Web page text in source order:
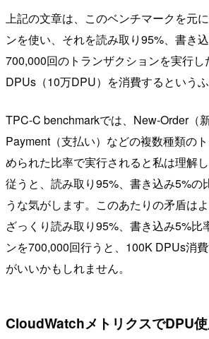
上記の文章は、このベンチマークを元
ンを使い、それを読み取り95%、書き
700,000回のトランザクションを実行
DPUs（10万DPU）を消費するというふ
TPC-C benchmarkでは、New-Order（
Payment（支払い）などの複数種類の
められた比率で実行されると私は理解
従うと、読み取り95%、書き込み5%の
うな気がします。このあたりの矛盾は
ざっくり読み取り95%、書き込み5%比
ンを700,000回行うと、100K DPUs消
がいいかもしれません。
CloudWatchメトリクスでDPU